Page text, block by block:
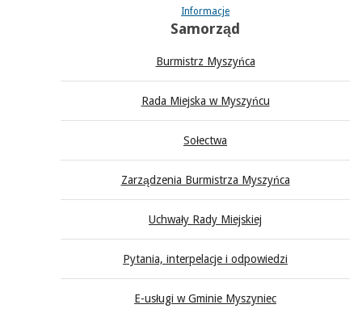
Informacje
Samorząd
Burmistrz Myszyńca
Rada Miejska w Myszyńcu
Sołectwa
Zarządzenia Burmistrza Myszyńca
Uchwały Rady Miejskiej
Pytania, interpelacje i odpowiedzi
E-usługi w Gminie Myszyniec